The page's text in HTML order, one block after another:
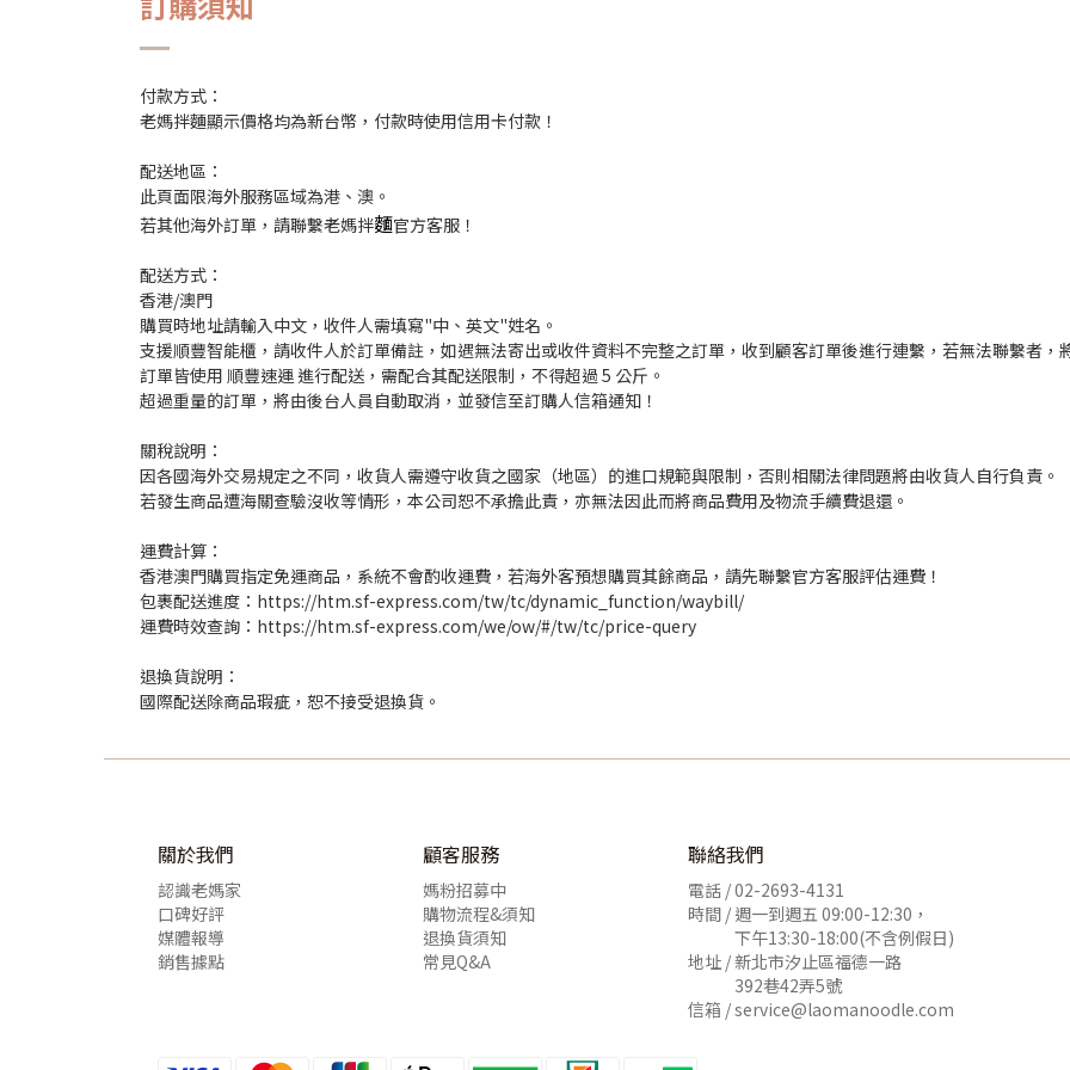
付款方式：
老媽拌麵顯示價格均為新台幣，付款時使用信用卡付款！
配送地區：
此頁面限海外服務區域為港、澳。
若其他海外訂單，請聯繫老媽拌麵官方客服！
配送方式：
香港/澳門
購買時地址請輸入中文，收件人需填寫"中、英文"姓名。
支援順豐智能櫃，請收件人於訂單備註，如遇無法寄出或收件資料不完整之訂單，收到顧客訂單後進行連繫，若無法聯繫者，
訂單皆使用 順豐速運 進行配送，需配合其配送限制，不得超過 5 公斤。
超過重量的訂單，將由後台人員自動取消，並發信至訂購人信箱通知！
關稅說明：
因各國海外交易規定之不同，收貨人需遵守收貨之國家（地區）的進口規範與限制，否則相關法律問題將由收貨人自行負責。
若發生商品遭海關查驗沒收等情形，本公司恕不承擔此責，亦無法因此而將商品費用及物流手續費退還。
運費計算：
香港澳門購買指定免運商品，系統不會酌收運費，若海外客預想購買其餘商品，請先聯繫官方客服評估運費！
包裹配送進度：https://htm.sf-express.com/tw/tc/dynamic_function/waybill/
運費時效查詢：https://htm.sf-express.com/we/ow/#/tw/tc/price-query
退換貨說明：
國際配送除商品瑕疵，恕不接受退換貨。
關於我們
認識老媽家
口碑好評
媒體報導
銷售據點
顧客服務
媽粉招募中
購物流程&須知
退換貨須知
常見Q&A
聯絡我們
電話 /02-2693-4131
時間 / 週一到週五 09:00-12:30，
下午13:30-18:00(不含例假日)
地址 / 新北市汐止區福德一路
392巷42弄5號
信箱 /service@laomanoodle.com